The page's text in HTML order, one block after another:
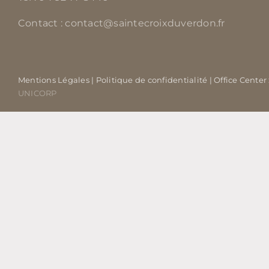
Contact : contact@saintecroixduverdon.fr
Mentions Légales | Politique de confidentialité | Office
UNICORP